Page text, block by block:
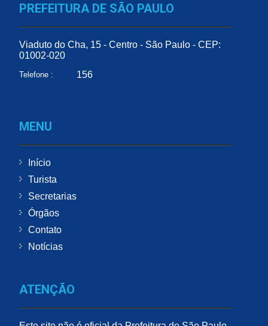
PREFEITURA DE SÃO PAULO
Viaduto do Cha, 15 - Centro - São Paulo - CEP:
01002-020
Telefone : 156
MENU
Início
Turista
Secretarias
Órgãos
Contato
Notícias
ATENÇÃO